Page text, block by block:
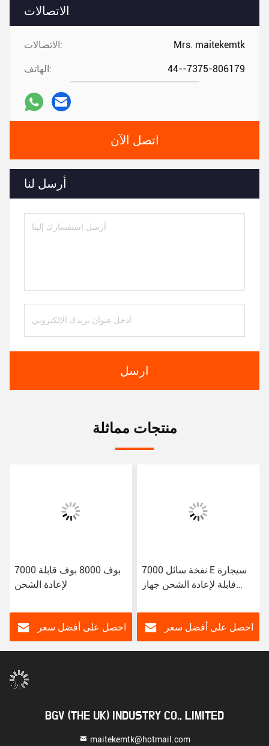
الاتصالات
الاتصالات: Mrs. maitekemtk
الهاتف: 44--7375-806179
اتصل الآن
أرسل لنا
ارسل
منتجات مماثلة
7000 بوف 8000 بوف قابلة
لإعادة الشحن
احصل على أفضل سعر
7000 نفخة سائل E سيجارة
قابلة لإعادة الشحن جهاز
مرة واحدة
احصل على أفضل سعر
BGV (THE UK) INDUSTRY CO., LIMITED
maitekemtk@hotmail.com